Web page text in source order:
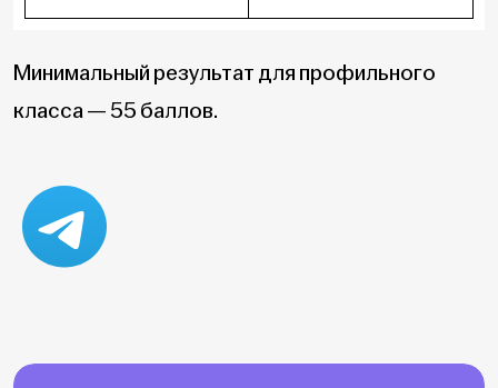
Минимальный результат для профильного
класса — 55 баллов.